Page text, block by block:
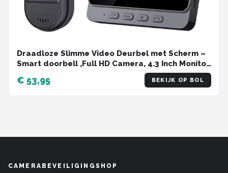
Draadloze Slimme Video Deurbel met Scherm –
Smart doorbell ,Full HD Camera, 4.3 Inch Monitor,
€ 53,95 BEKIJK OP BOL
CAMERABEVEILIGINGSHOP